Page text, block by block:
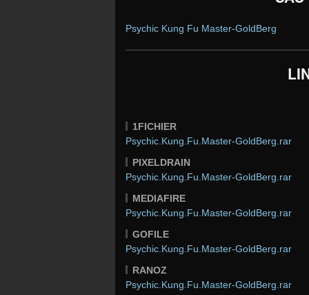
Psychic Kung Fu Master-GoldBerg
1FICHIER
Psychic.Kung.Fu.Master-GoldBerg.rar
PIXELDRAIN
Psychic.Kung.Fu.Master-GoldBerg.rar
MEDIAFIRE
Psychic.Kung.Fu.Master-GoldBerg.rar
GOFILE
Psychic.Kung.Fu.Master-GoldBerg.rar
RANOZ
Psychic.Kung.Fu.Master-GoldBerg.rar